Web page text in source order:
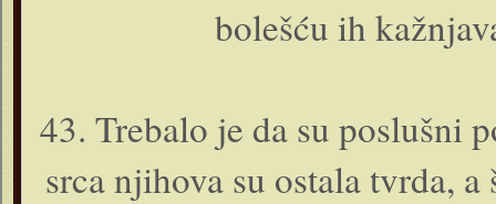
bolešću ih
43. Trebalo je da su poslušni
srca njihova su ostala tvrda,